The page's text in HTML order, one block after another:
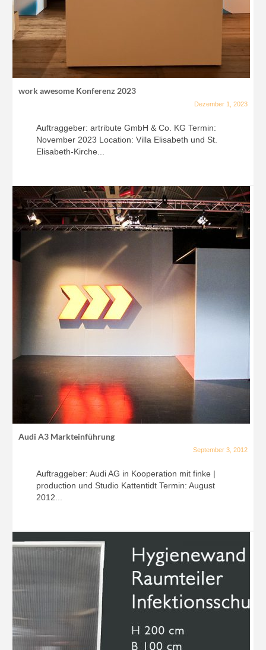
work awesome Konferenz 2023
Dezember 1, 2023
Auftraggeber: artribute GmbH & Co. KG Termin:
November 2023 Location: Villa Elisabeth und St.
Elisabeth-Kirche...
Audi A3 Markteinführung
September 3, 2012
Auftraggeber: Audi AG in Kooperation mit finke |
production und Studio Kattentidt Termin: August
2012...